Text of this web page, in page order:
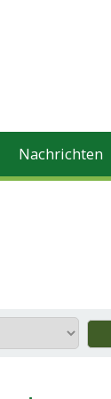
Nachrichten